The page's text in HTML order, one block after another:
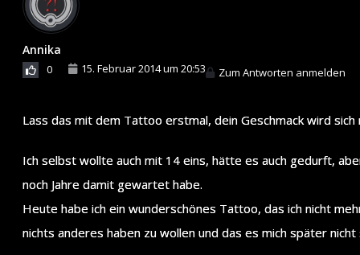
Annika
0 15. Februar 2014 um 20:53 Zum Antworten anmelden
Lass das mit dem Tattoo erstmal, dein Geschmack wird sich
Ich selbst wollte auch mit 14 eins, hätte es auch gedurft,
noch Jahre damit gewartet habe.
Heute habe ich ein wunderschönes Tattoo, das ich nicht
nichts anderes haben zu wollen und das es mich später